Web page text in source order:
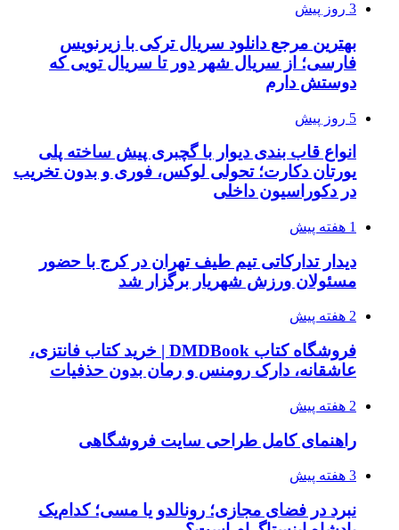
3 روز پیش
بهترین مرجع دانلود سریال ترکی با زیرنویس
فارسی؛ از سریال شهر دور تا سریال تویی که
دوستش دارم
5 روز پیش
انواع قاب بندی دیوار با گچبری پیش ساخته پلی
یورتان دکارت؛ تحولی لوکس، فوری و بدون تخریب
در دکوراسیون داخلی
1 هفته پیش
دیدار تدارکاتی تیم طیف تهران در کرج با حضور
مسئولان ورزش شهریار برگزار شد
2 هفته پیش
فروشگاه کتاب DMDBook | خرید کتاب فانتزی،
عاشقانه، دارک رومنس و رمان بدون حذفیات
2 هفته پیش
راهنمای کامل طراحی سایت فروشگاهی
3 هفته پیش
نبرد در فضای مجازی؛ رونالدو یا مسی؛ کدام‌یک